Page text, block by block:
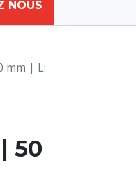
NOUS
mm | L:
50